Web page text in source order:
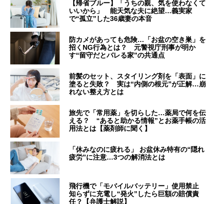
【帰省ブルー】「うちの親、気を使わなくて
いいから」 能天気な夫に絶望…義実家
で“孤立”した36歳妻の本音
防カメがあっても危険…「お盆の空き巣」を
招くNG行為とは？ 元警視庁刑事が明か
す“留守だとバレる家”の共通点
前髪のセット、スタイリング剤を「表面」に
塗ると失敗？ 実は“内側の根元”が正解…崩
れない整え方とは
旅先で「常用薬」を切らした…薬局で何を伝
える？ “あると助かる情報”とお薬手帳の活
用法とは【薬剤師に聞く】
「休みなのに疲れる」 お盆休み特有の“隠れ
疲労”に注意…3つの解消法とは
飛行機で「モバイルバッテリー」使用禁止
知らずに充電し“発火”したら巨額の賠償責
任？【弁護士解説】